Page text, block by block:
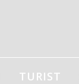
TURIST